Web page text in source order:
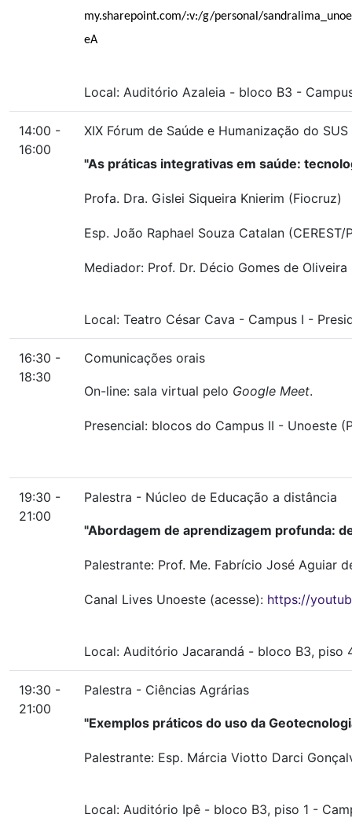
my.sharepoint.com/:v:/g/personal/
eA
Local: Auditório Azaleia - bloco B3 -
14:00 -
16:00
XIX Fórum de Saúde e Humanização do
"As práticas integrativas em saúde:
Profa. Dra. Gislei Siqueira Knierim (Fiocruz)
Esp. João Raphael Souza Catalan (CEREST/
Mediador: Prof. Dr. Décio Gomes de Oliveira
Local: Teatro César Cava - Campus I -
16:30 -
18:30
Comunicações orais
On-line: sala virtual pelo Google Meet.
Presencial: blocos do Campus II - Unoeste
19:30 -
21:00
Palestra - Núcleo de Educação a distância
"Abordagem de aprendizagem profunda:
Palestrante: Prof. Me. Fabrício José Aguiar
Canal Lives Unoeste (acesse): https://
Local: Auditório Jacarandá - bloco B3, piso
19:30 -
21:00
Palestra - Ciências Agrárias
"Exemplos práticos do uso da
Palestrante: Esp. Márcia Viotto Darci
Local: Auditório Ipê - bloco B3, piso 1 -